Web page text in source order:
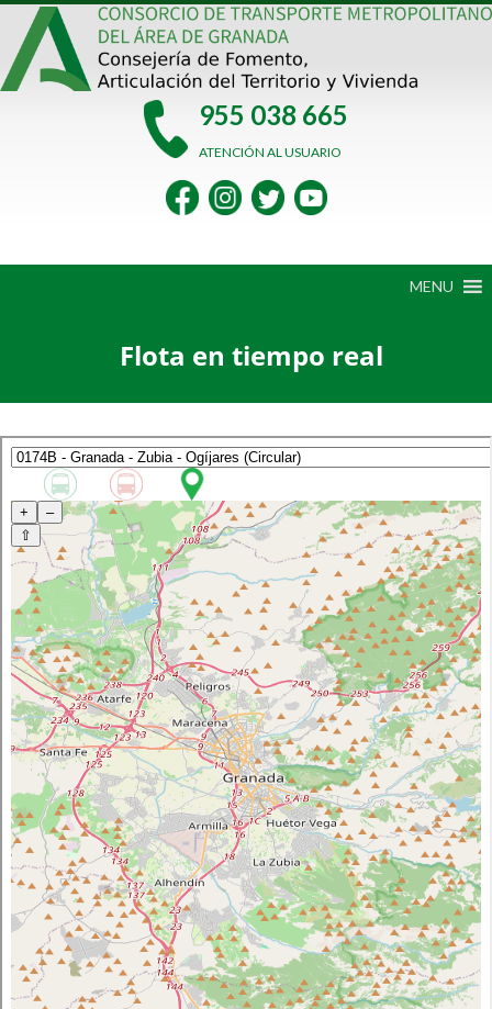
Saltar
contenido
955 038 665
ATENCIÓN AL USUARIO
MENU
Flota en tiempo real